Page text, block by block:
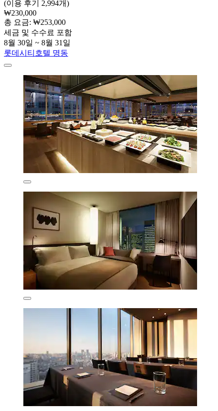
(이용 후기 2,994개)
₩230,000
총 요금: ₩253,000
세금 및 수수료 포함
8월 30일 ~ 8월 31일
롯데시티호텔 명동